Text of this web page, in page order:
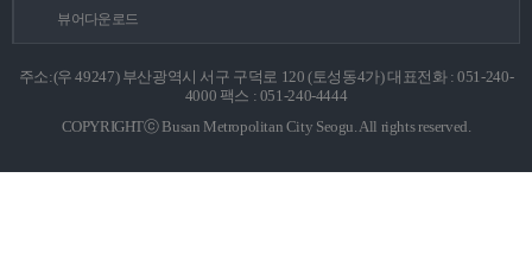
뷰어다운로드
주소:(우 49247) 부산광역시 서구 구덕로 120 (토성동4가) 대표전화 : 051-240-
4000 팩스 : 051-240-4444
COPYRIGHTⓒ Busan Metropolitan City Seogu. All rights reserved.